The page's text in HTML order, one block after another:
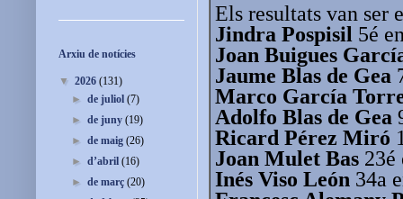
Els resultats van ser
Jindra Pospisil 5é
Joan Buigues
Jaume Blas de Gea
Marco García
Adolfo Blas de Gea
Ricard Pérez Miró
Joan Mulet Bas 23é
Inés Viso León 34a
Arxiu de notícies
▼ 2026 (131)
►de juliol(7)
►de juny(19)
►de maig(26)
►d’abril(16)
►de març(20)